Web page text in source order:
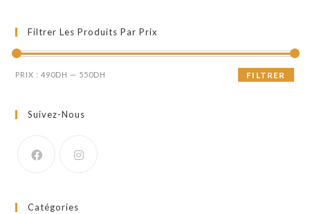
Filtrer Les Produits Par Prix
Prix
Prix
FILTRER
PRIX :490DH — 550DH
Suivez-Nous
Catégories